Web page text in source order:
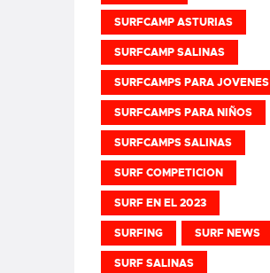
SURFCAMP ASTURIAS
SURFCAMP SALINAS
SURFCAMPS PARA JOVENES
SURFCAMPS PARA NIÑOS
SURFCAMPS SALINAS
SURF COMPETICION
SURF EN EL 2023
SURFING SURF NEWS
SURF SALINAS